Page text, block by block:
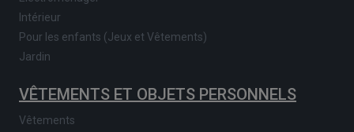
Intérieur
Pour les enfants (Jeux et Vêtements)
Jardin
VÊTEMENTS ET OBJETS PERSONNELS
Vêtements